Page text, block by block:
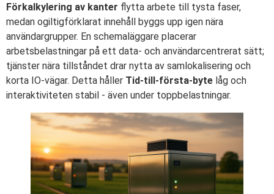
Förkalkylering av kanter flytta arbete till tysta faser,
medan ogiltigförklarat innehåll byggs upp igen nära
användargrupper. En schemaläggare placerar
arbetsbelastningar på ett data- och användarcentrerat sätt;
tjänster nära tillståndet drar nytta av samlokalisering och
korta IO-vägar. Detta håller Tid-till-första-byte låg och
interaktiviteten stabil - även under toppbelastningar.